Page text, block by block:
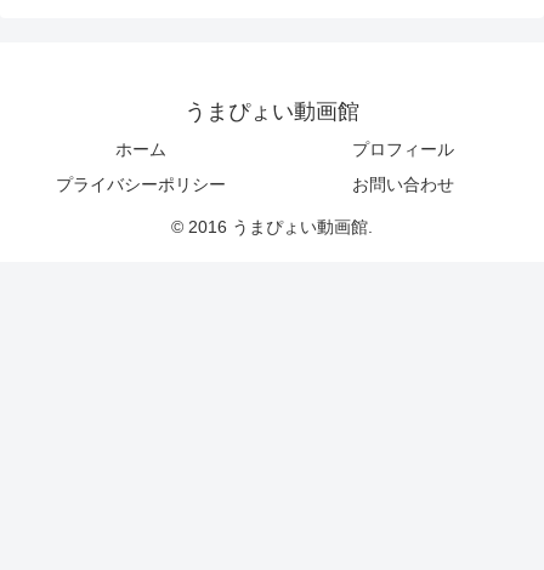
うまぴょい動画館
ホーム
プロフィール
プライバシーポリシー
お問い合わせ
© 2016 うまぴょい動画館.